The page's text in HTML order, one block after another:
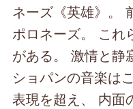
ネーズ《英雄》。
ポロネーズ。 これ
がある。 激情と静
ショパンの音楽は
表現を超え、 内面